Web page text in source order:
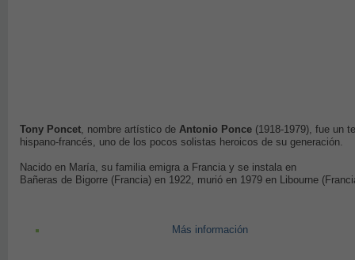
Tony Poncet, nombre artístico de Antonio Ponce (1918-1979), fue un
hispano-francés, uno de los pocos solistas heroicos de su generación.
Nacido en María, su familia emigra a Francia y se instala en
Bañeras de Bigorre (Francia) en 1922, murió en 1979 en Libourne
Más información